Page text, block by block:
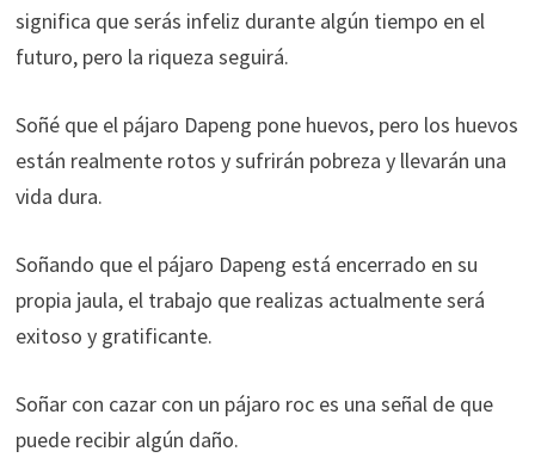
significa que serás infeliz durante algún tiempo en el
futuro, pero la riqueza seguirá.
Soñé que el pájaro Dapeng pone huevos, pero los huevos
están realmente rotos y sufrirán pobreza y llevarán una
vida dura.
Soñando que el pájaro Dapeng está encerrado en su
propia jaula, el trabajo que realizas actualmente será
exitoso y gratificante.
Soñar con cazar con un pájaro roc es una señal de que
puede recibir algún daño.